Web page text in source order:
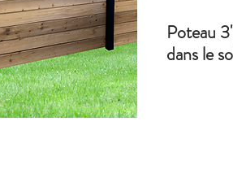
Poteau
dans le